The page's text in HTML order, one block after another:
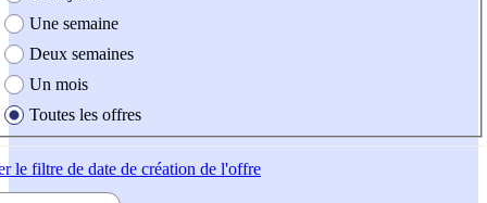
Une semaine
Deux semaines
Un mois
Toutes les offres
le filtre de date de création de l'offre